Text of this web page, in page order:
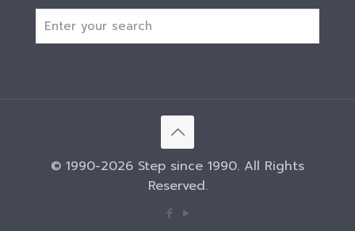
© 1990-2026 Step since 1990. All Rights
Reserved.